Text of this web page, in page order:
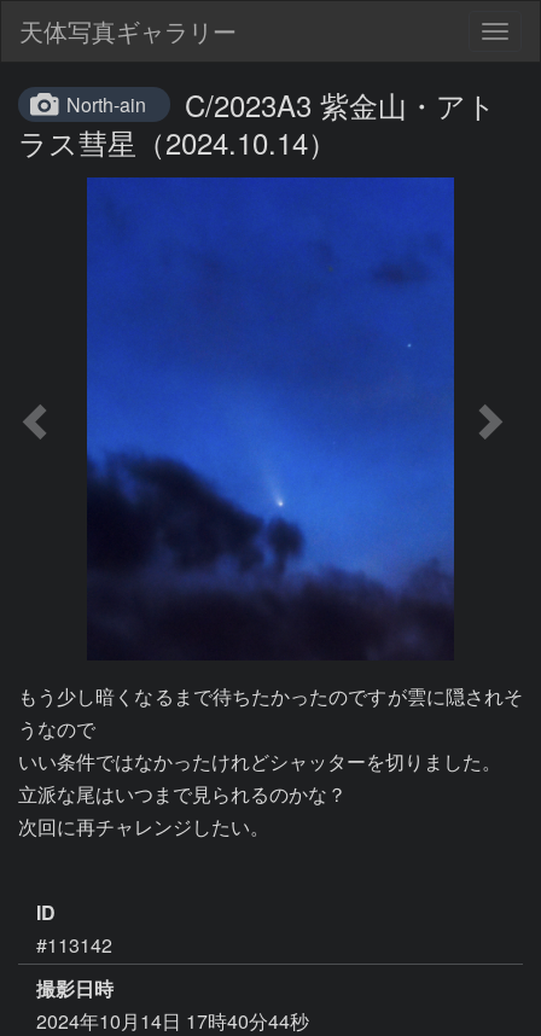
天体写真ギャラリー
North-ain
C/2023A3 紫金山・アト
ラス彗星（2024.10.14）
もう少し暗くなるまで待ちたかったのですが雲に隠されそ
うなので
いい条件ではなかったけれどシャッターを切りました。
立派な尾はいつまで見られるのかな？
次回に再チャレンジしたい。
ID
#113142
撮影日時
2024年10月14日 17時40分44秒